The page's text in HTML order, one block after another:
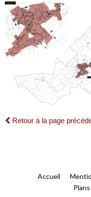
Retour à la page
Accueil